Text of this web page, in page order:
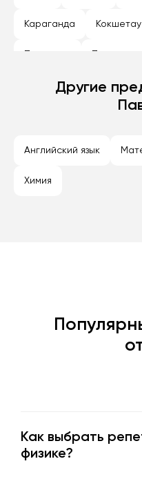
Караганда Кокшетау
Талдыкорган Тараз
Экибастуз
Другие
Английский язык
Химия
Как выбрать
физике?